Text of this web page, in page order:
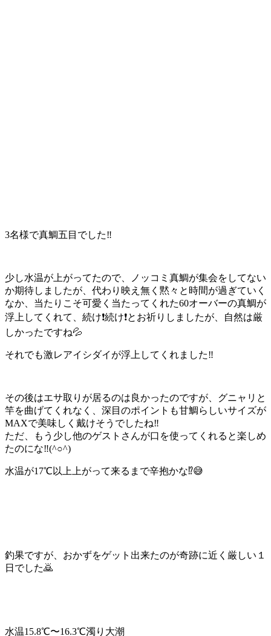
3名様で真鯛五目でした‼️
少し水温が上がってたので、ノッコミ真鯛が集会をしてない
か期待しましたが、代わり映え無く黙々と時間が過ぎていく
なか、当たりこそ可愛く当たってくれた60オーバーの真鯛が
浮上してくれて、続け❗続け❗とお祈りしましたが、自然は厳
しかったですね💦
それでも激レアイシダイが浮上してくれました‼️
その後はエサ取りが居るのは良かったのですが、グニャリと
竿を曲げてくれなく、深目のポイントも甘鯛らしいサイズが
MAXで美味しく戴けそうでしたね‼️
ただ、もう少し他のゲストさんが口を使ってくれると楽しめ
たのにな‼️(^○^)
水温が17℃以上上がって来るまで辛抱かな⁉️😅
釣果ですが、おかずをゲット出来たのが奇跡に近く厳しい１
日でした🙇
水温15.8℃〜16.3℃濁り大潮